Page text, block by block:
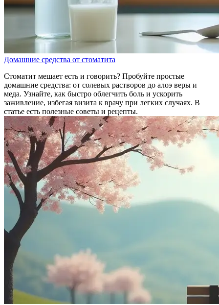
Домашние средства от стоматита
Стоматит мешает есть и говорить? Пробуйте простые
домашние средства: от солевых растворов до алоэ веры и
меда. Узнайте, как быстро облегчить боль и ускорить
заживление, избегая визита к врачу при легких случаях. В
статье есть полезные советы и рецепты.